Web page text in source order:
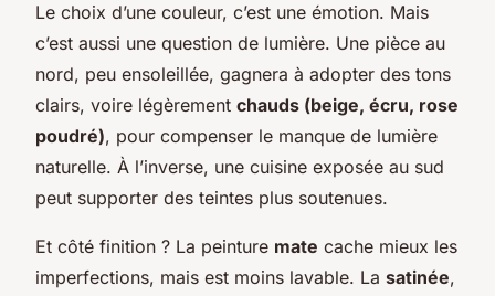
Le choix d’une couleur, c’est une émotion. Mais
c’est aussi une question de lumière. Une pièce au
nord, peu ensoleillée, gagnera à adopter des tons
clairs, voire légèrement chauds (beige, écru, rose
poudré), pour compenser le manque de lumière
naturelle. À l’inverse, une cuisine exposée au sud
peut supporter des teintes plus soutenues.
Et côté finition ? La peinture mate cache mieux les
imperfections, mais est moins lavable. La satinée,